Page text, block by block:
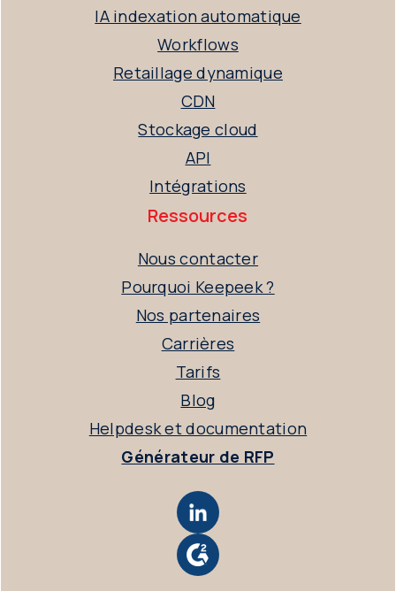
IA indexation automatique
Workflows
Retaillage dynamique
CDN
Stockage cloud
API
Intégrations
Ressources
Nous contacter
Pourquoi Keepeek ?
Nos partenaires
Carrières
Tarifs
Blog
Helpdesk et documentation
Générateur de RFP